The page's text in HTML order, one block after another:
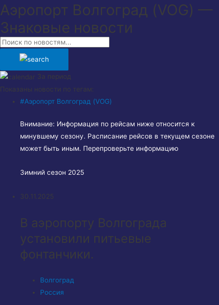
Аэропорт Волгоград (VOG) —
Знаковые новости
За период
Показаны новости по тегам:
#Аэропорт Волгоград (VOG)
Внимание: Информация по рейсам ниже относится к
минувшему сезону. Расписание рейсов в текущем сезоне
может быть иным. Перепроверьте информацию
Зимний сезон 2025
30.11.2025
В аэропорту Волгограда
установили питьевые
фонтанчики.
Волгоград
Россия